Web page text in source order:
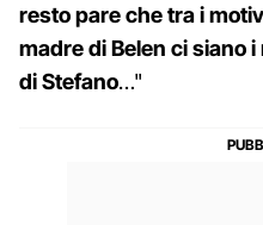
resto pare che tra i
madre di Belen ci siano
di Stefano…"